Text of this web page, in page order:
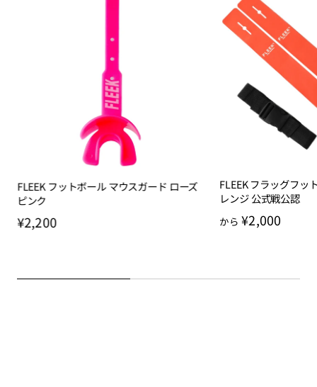
FLEEK フットボール マウスガード ローズ
ピンク
¥2,200
FLEEK フラッグフッ
レンジ 公式戦公認
から ¥2,000